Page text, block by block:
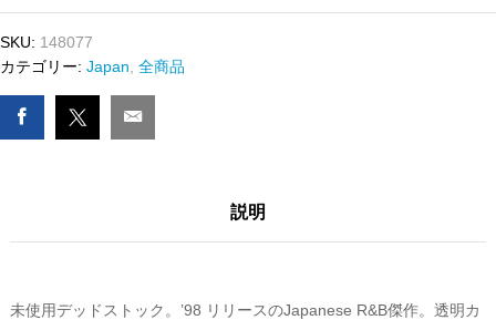
-
悲
し
花
FAMILY
SKU: 148077
カテゴリー: Japan 全商品
説明
未使用デッドストック。’98 リリースのJapanese R&B傑作。透明カ